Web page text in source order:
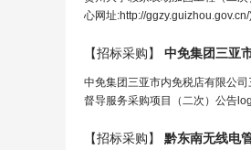
心网址:http://
【招标采购】
中免集团三亚市内免税店有限公
督导服务采购项目（二次）公告
【招标采购】 黔东南无线电